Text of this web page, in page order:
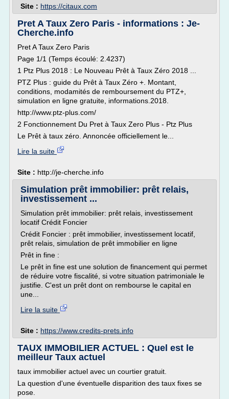
Site : https://citaux.com
Pret A Taux Zero Paris - informations : Je-
Cherche.info
Pret A Taux Zero Paris
Page 1/1 (Temps écoulé: 2.4237)
1 Ptz Plus 2018 : Le Nouveau Prêt à Taux Zéro 2018 ...
PTZ Plus : guide du Prêt à Taux Zéro +. Montant,
conditions, modamités de remboursement du PTZ+,
simulation en ligne gratuite, informations.2018.
http://www.ptz-plus.com/
2 Fonctionnement Du Pret à Taux Zero Plus - Ptz Plus
Le Prêt à taux zéro. Annoncée officiellement le...
Lire la suite
Site : http://je-cherche.info
Simulation prêt immobilier: prêt relais,
investissement ...
Simulation prêt immobilier: prêt relais, investissement
locatif Crédit Foncier
Crédit Foncier : prêt immobilier, investissement locatif,
prêt relais, simulation de prêt immobilier en ligne
Prêt in fine :
Le prêt in fine est une solution de financement qui permet
de réduire votre fiscalité, si votre situation patrimoniale le
justifie. C'est un prêt dont on rembourse le capital en
une...
Lire la suite
Site : https://www.credits-prets.info
TAUX IMMOBILIER ACTUEL : Quel est le
meilleur Taux actuel
taux immobilier actuel avec un courtier gratuit.
La question d'une éventuelle disparition des taux fixes se
pose.